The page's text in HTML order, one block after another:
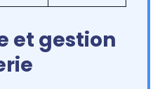
et gestion